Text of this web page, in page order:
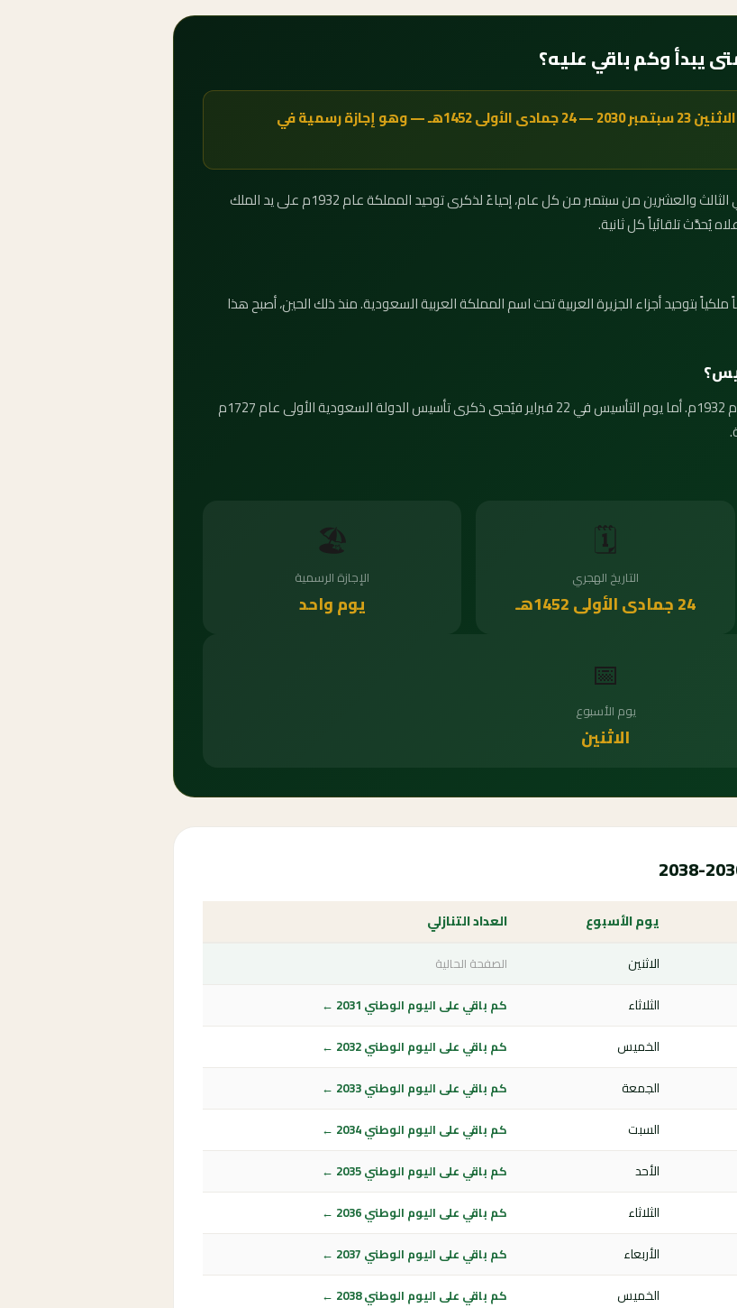
يوافق اليوم الوطني السعودي 2030 يوم الاثنين 23 سبتمبر 2030 — 24 جمادى الأولى 1452هـ — وهو إجازة رسمية في
يُحتفل باليوم الوطني للمملكة العربية السعودية في الثالث والعشرين من سبتمبر من كل عام، إحياءً لذكرى توحيد المملكة عام 1932م على يد الملك
يُحدَّث تلقائياً كل ثانية.
مرسوماً ملكياً بتوحيد أجزاء الجزيرة العربية تحت اسم المملكة العربية السعودية. منذ ذلك الحين، أصبح هذا
اليوم الوطني في 23 سبتمبر يُحيي توحيد المملكة عام 1932م. أما يوم التأسيس في 22 فبراير فيُحيي ذكرى تأسيس الدولة السعودية الأولى عام 1727م
🗓️
التاريخ الهجري
24 جمادى الأولى 1452هـ
🏖️
الإجازة الرسمية
يوم واحد
📅
يوم الأسبوع
الاثنين
يوم الأسبوع
العداد التنازلي
الاثنين الصفحة الحالية
الثلاثاء كم باقي على اليوم الوطني 2031 ←
الخميس كم باقي على اليوم الوطني 2032 ←
الجمعة كم باقي على اليوم الوطني 2033 ←
السبت كم باقي على اليوم الوطني 2034 ←
الأحد كم باقي على اليوم الوطني 2035 ←
الثلاثاء كم باقي على اليوم الوطني 2036 ←
الأربعاء كم باقي على اليوم الوطني 2037 ←
الخميس كم باقي على اليوم الوطني 2038 ←